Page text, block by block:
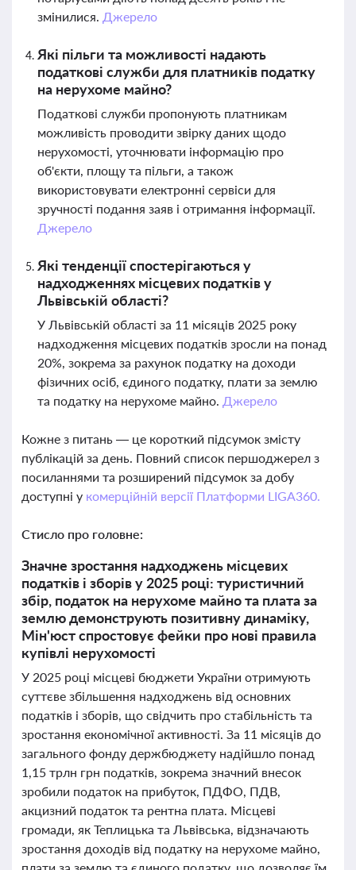
змінилися. Джерело
Які пільги та можливості надають
податкові служби для платників податку
на нерухоме майно?
Податкові служби пропонують платникам
можливість проводити звірку даних щодо
нерухомості, уточнювати інформацію про
об'єкти, площу та пільги, а також
використовувати електронні сервіси для
зручності подання заяв і отримання інформації.
Джерело
Які тенденції спостерігаються у
надходженнях місцевих податків у
Львівській області?
У Львівській області за 11 місяців 2025 року
надходження місцевих податків зросли на понад
20%, зокрема за рахунок податку на доходи
фізичних осіб, єдиного податку, плати за землю
та податку на нерухоме майно. Джерело
Кожне з питань — це короткий підсумок змісту
публікацій за день. Повний список першоджерел з
посиланнями та розширений підсумок за добу
доступні у комерційній версії Платформи LIGA360.
Стисло про головне:
Значне зростання надходжень місцевих
податків і зборів у 2025 році: туристичний
збір, податок на нерухоме майно та плата за
землю демонструють позитивну динаміку,
Мін'юст спростовує фейки про нові правила
купівлі нерухомості
У 2025 році місцеві бюджети України отримують
суттєве збільшення надходжень від основних
податків і зборів, що свідчить про стабільність та
зростання економічної активності. За 11 місяців до
загального фонду держбюджету надійшло понад
1,15 трлн грн податків, зокрема значний внесок
зробили податок на прибуток, ПДФО, ПДВ,
акцизний податок та рентна плата. Місцеві
громади, як Теплицька та Львівська, відзначають
зростання доходів від податку на нерухоме майно,